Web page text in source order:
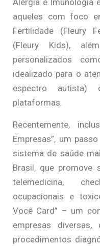
aqueles com foco
Fertilidade (Fleury
(Fleury Kids),
personalizados
idealizado para o
espectro
plataformas.
Recentemente,
Empresas”, um
sistema de saúde
Brasil, que promove
telemedicina,
ocupacionais e
Você Card” – um
empresas
procedimentos